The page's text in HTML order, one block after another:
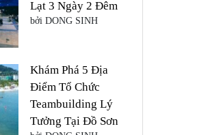
Lạt 3 Ngày 2 Đêm
bởi DONG SINH
Khám Phá 5 Địa
Điểm Tổ Chức
Teambuilding Lý
Tưởng Tại Đồ Sơn